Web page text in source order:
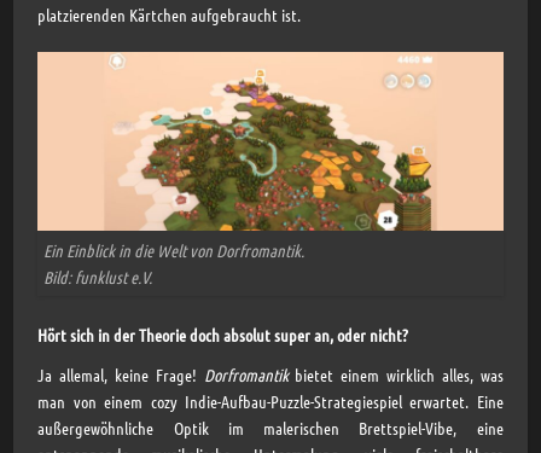
platzierenden Kärtchen aufgebraucht ist.
Ein Einblick in die Welt von Dorfromantik.
Bild: funklust e.V.
Hört sich in der Theorie doch absolut super an, oder nicht?
Ja allemal, keine Frage! Dorfromantikbietet einem wirklich alles, was
man von einem cozy Indie-Aufbau-Puzzle-Strategiespiel erwartet. Eine
außergewöhnliche Optik im malerischen Brettspiel-Vibe, eine